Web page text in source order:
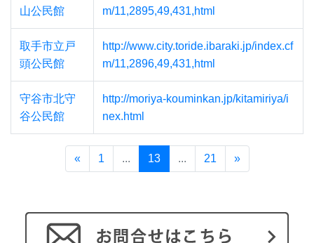
山公民館
m/11,2895,49,431,html
取手市立戸
頭公民館
http://www.city.toride.ibaraki.jp/index.cf
m/11,2896,49,431,html
守谷市北守
谷公民館
http://moriya-kouminkan.jp/kitamiriya/i
nex.html
« 1 ... 13 ... 21 »